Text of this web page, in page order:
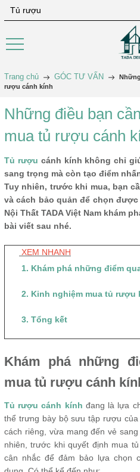
Trang chủ GÓC TƯ VẤN
rượu cánh kính
Những điều bạn
mua tủ rượu cánh
Tủ rượu cánh kính không chỉ
sang trọng mà còn tạo điểm
Tuy nhiên, trước khi mua, bạn
và cách bảo quản để chọn
Nội Thất TADA Việt Nam khám
bài viết sau nhé.
XEM NHANH
1. Khám phá những điểm
2. Kinh nghiệm mua tủ rượu
3. Tổng kết
Khám phá những
mua tủ rượu cánh
Tủ rượu cánh kính đang là lựa
thể trưng bày bộ sưu tập rượu
cách riêng, vừa mang đến vẻ
nhiên, trước khi quyết định mua
cân nhắc để đảm bảo lựa chọn